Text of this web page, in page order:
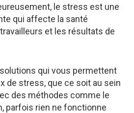
le stress est une
qui affecte la santé
et les résultats de
qui vous permettent
de stress, que ce soit au sein
des méthodes comme le
parfois rien ne fonctionne